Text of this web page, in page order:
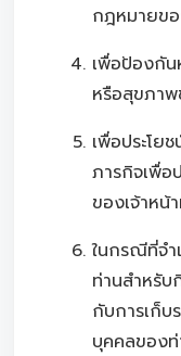
กฎหมายข
เพื่อป้องกั
หรือสุขภา
เพื่อประโย
ภารกิจเพื่อ
ของเจ้าหน้
ในกรณีที่จ
ท่านสำหรับ
กับการเก็บ
บุคคลของท่